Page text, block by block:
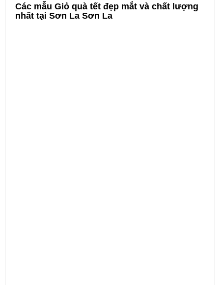
Các mẫu Giỏ quà tết đẹp mắt và chất lượng
nhất tại Sơn La Sơn La